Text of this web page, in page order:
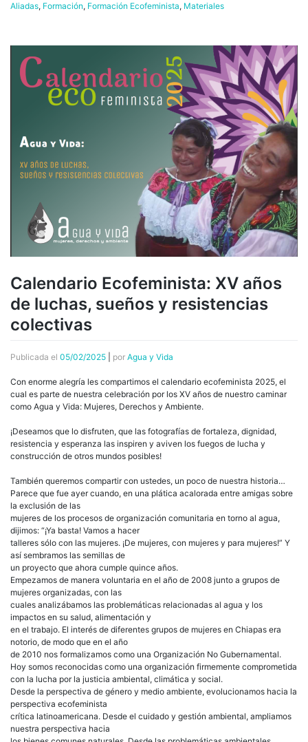
Aliadas, Formación, Formación Ecofeminista, Materiales
Calendario Ecofeminista: XV años
de luchas, sueños y resistencias
colectivas
Publicada el 05/02/2025 por Agua y Vida
Con enorme alegría les compartimos el calendario ecofeminista 2025, el
cual es parte de nuestra celebración por los XV años de nuestro caminar
como Agua y Vida: Mujeres, Derechos y Ambiente.
¡Deseamos que lo disfruten, que las fotografías de fortaleza, dignidad,
resistencia y esperanza las inspiren y aviven los fuegos de lucha y
construcción de otros mundos posibles!
También queremos compartir con ustedes, un poco de nuestra historia…
Parece que fue ayer cuando, en una plática acalorada entre amigas sobre
la exclusión de las
mujeres de los procesos de organización comunitaria en torno al agua,
dijimos: “¡Ya basta! Vamos a hacer
talleres sólo con las mujeres. ¡De mujeres, con mujeres y para mujeres!” Y
así sembramos las semillas de
un proyecto que ahora cumple quince años.
Empezamos de manera voluntaria en el año de 2008 junto a grupos de
mujeres organizadas, con las
cuales analizábamos las problemáticas relacionadas al agua y los
impactos en su salud, alimentación y
en el trabajo. El interés de diferentes grupos de mujeres en Chiapas era
notorio, de modo que en el año
de 2010 nos formalizamos como una Organización No Gubernamental.
Hoy somos reconocidas como una organización firmemente comprometida
con la lucha por la justicia ambiental, climática y social.
Desde la perspectiva de género y medio ambiente, evolucionamos hacia la
perspectiva ecofeminista
crítica latinoamericana. Desde el cuidado y gestión ambiental, ampliamos
nuestra perspectiva hacia